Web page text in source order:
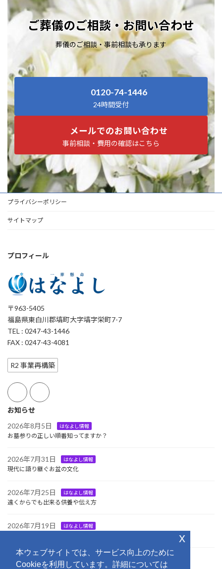
ご葬儀のご相談・お問い合わせ
葬儀のご相談・事前相談も承ります
0120-74-1446
24時間受付
メールでのお問い合わせ
事前相談・費用の確認はこちら
プライバシーポリシー
サイトマップ
プロフィール
〒963-5405
福島県東白川郡塙町大字塙字栄町7-7
TEL : 0247-43-1446
FAX : 0247-43-4081
R2 事業再構築
お知らせ
2026年8月5日
はなよし情報
お墓参りの正しい順番知ってますか？
2026年7月31日 はなよし情報
現代に語り継ぐお盆の文化
2026年7月25日 はなよし情報
遠くからでも出来る供養や伝え方
2026年7月19日 はなよし情報
2026年7月18日
本ウェブサイトでは、サービス向上のために
Cookieを利用しています。詳細については
x